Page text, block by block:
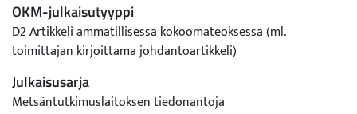
OKM-julkaisutyyppi
D2 Artikkeli ammatillisessa kokoomateoksessa (ml.
toimittajan kirjoittama johdantoartikkeli)
Julkaisusarja
Metsäntutkimuslaitoksen tiedonantoja